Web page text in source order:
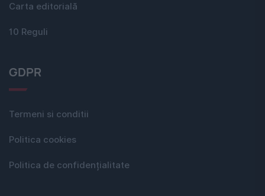
Carta editorială
10 Reguli
GDPR
Termeni si conditii
Politica cookies
Politica de confidențialitate